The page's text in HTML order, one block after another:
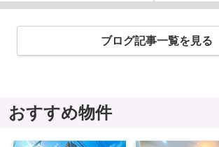
ブログ記事一覧を見る
おすすめ物件